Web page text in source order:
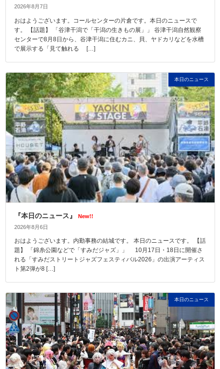
2026年8月7日
おはようございます。コールセンターの片倉です。本日のニュースで
す。 【話題】 「谷津干潟で「干潟の生きもの展」」 谷津干潟自然観察
センターで8月8日から、谷津干潟に住むカニ、貝、ヤドカリなどを水槽
で展示する「見て触れる […]
本日のニュース
『本日のニュース』
New!!
2026年8月6日
おはようございます。内勤事務の結城です。 本日のニュースです。 【話
題】 「錦糸公園などで「すみだジャズ」」 10月17日・18日に開催さ
れる「すみだストリートジャズフェスティバル2026」の出演アーティス
ト第2弾が8 […]
本日のニュース